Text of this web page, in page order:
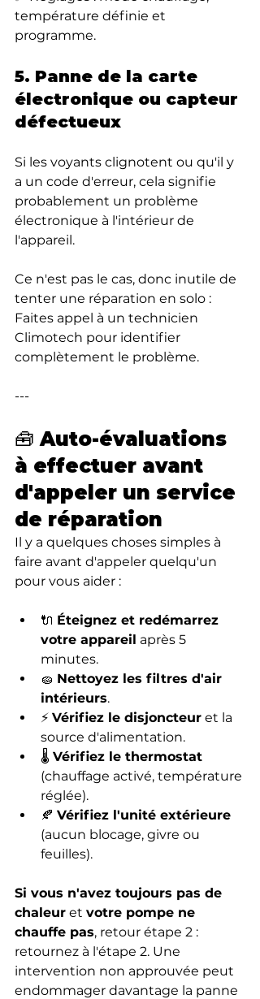
température définie et
programme.
5. Panne de la carte
électronique ou capteur
défectueux
Si les voyants clignotent ou qu'il y
a un code d'erreur, cela signifie
probablement un problème
électronique à l'intérieur de
l'appareil.
Ce n'est pas le cas, donc inutile de
tenter une réparation en solo :
Faites appel à un technicien
Climotech pour identifier
complètement le problème.
---
🧰 Auto-évaluations
à effectuer avant
d'appeler un service
de réparation
Il y a quelques choses simples à
faire avant d'appeler quelqu'un
pour vous aider :
🔌 Éteignez et redémarrez
votre appareil après 5
minutes.
🧽 Nettoyez les filtres d'air
intérieurs.
⚡ Vérifiez le disjoncteur et la
source d'alimentation.
🌡️ Vérifiez le thermostat
(chauffage activé, température
réglée).
🍂 Vérifiez l'unité extérieure
(aucun blocage, givre ou
feuilles).
Si vous n'avez toujours pas de
chaleur et votre pompe ne
chauffe pas, retour étape 2 :
retournez à l'étape 2. Une
intervention non approuvée peut
endommager davantage la panne